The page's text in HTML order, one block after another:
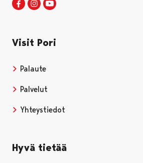
Visit Pori Facebookissa
Avautuu uudessa välilehdessä
Visit Pori Instagrammissa
Avautuu uudessa välilehdessä
Visit Pori
Palaute
Palvelut
Yhteystiedot
Hyvä tietää